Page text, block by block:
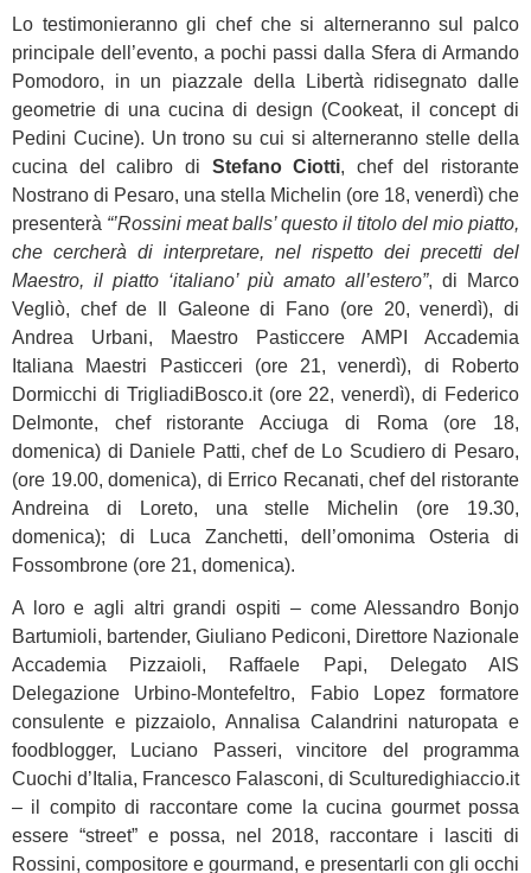
Lo testimonieranno gli chef che si alterneranno sul palco
principale dell’evento, a pochi passi dalla Sfera di Armando
Pomodoro, in un piazzale della Libertà ridisegnato dalle
geometrie di una cucina di design (Cookeat, il concept di
Pedini Cucine). Un trono su cui si alterneranno stelle della
cucina del calibro di Stefano Ciotti, chef del ristorante
Nostrano di Pesaro, una stella Michelin (ore 18, venerdì) che
presenterà “’Rossini meat balls’ questo il titolo del mio piatto,
che cercherà di interpretare, nel rispetto dei precetti del
Maestro, il piatto ‘italiano’ più amato all’estero”, di Marco
Vegliò, chef de Il Galeone di Fano (ore 20, venerdì), di
Andrea Urbani, Maestro Pasticcere AMPI Accademia
Italiana Maestri Pasticceri (ore 21, venerdì), di Roberto
Dormicchi di TrigliadiBosco.it (ore 22, venerdì), di Federico
Delmonte, chef ristorante Acciuga di Roma (ore 18,
domenica) di Daniele Patti, chef de Lo Scudiero di Pesaro,
(ore 19.00, domenica), di Errico Recanati, chef del ristorante
Andreina di Loreto, una stelle Michelin (ore 19.30,
domenica); di Luca Zanchetti, dell’omonima Osteria di
Fossombrone (ore 21, domenica).
A loro e agli altri grandi ospiti – come Alessandro Bonjo
Bartumioli, bartender, Giuliano Pediconi, Direttore Nazionale
Accademia Pizzaioli, Raffaele Papi, Delegato AIS
Delegazione Urbino-Montefeltro, Fabio Lopez formatore
consulente e pizzaiolo, Annalisa Calandrini naturopata e
foodblogger, Luciano Passeri, vincitore del programma
Cuochi d’Italia, Francesco Falasconi, di Sculturedighiaccio.it
– il compito di raccontare come la cucina gourmet possa
essere “street” e possa, nel 2018, raccontare i lasciti di
Rossini, compositore e gourmand, e presentarli con gli occhi